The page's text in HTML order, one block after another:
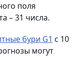
поля
– 31 числа.
бури G1 с 10
могут